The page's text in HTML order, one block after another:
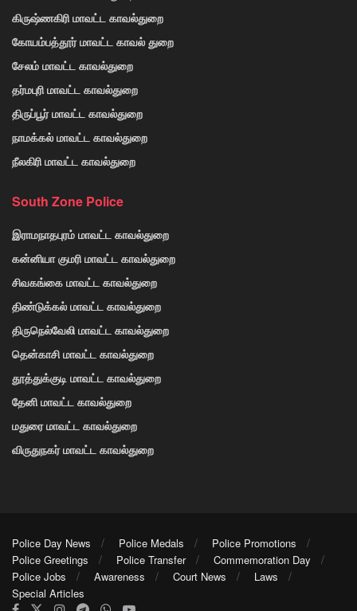
கிருஷ்ணகிரி மாவட்ட காவல்துறை
கோயம்பத்தூர் மாவட்ட காவல் துறை
சேலம் மாவட்ட காவல்துறை
தர்மபுரி மாவட்ட காவல்துறை
திருப்பூர் மாவட்ட காவல்துறை
நாமக்கல் மாவட்ட காவல்துறை
நீலகிரி மாவட்ட காவல்துறை
South Zone Police
இராமநாதபுரம் மாவட்ட காவல்துறை
கன்னியா குமரி மாவட்ட காவல்துறை
சிவகங்கை மாவட்ட காவல்துறை
திண்டுக்கல் மாவட்ட காவல்துறை
திருநெல்வேலி மாவட்ட காவல்துறை
தென்காசி மாவட்ட காவல்துறை
தூத்துக்குடி மாவட்ட காவல்துறை
தேனி மாவட்ட காவல்துறை
மதுரை மாவட்ட காவல்துறை
விருதுநகர் மாவட்ட காவல்துறை
Police Day News Police Medals
Police Promotions
Police Greetings
Police Transfer
Commemoration Day
Police Jobs
Awareness Court News
Laws
Special Articles